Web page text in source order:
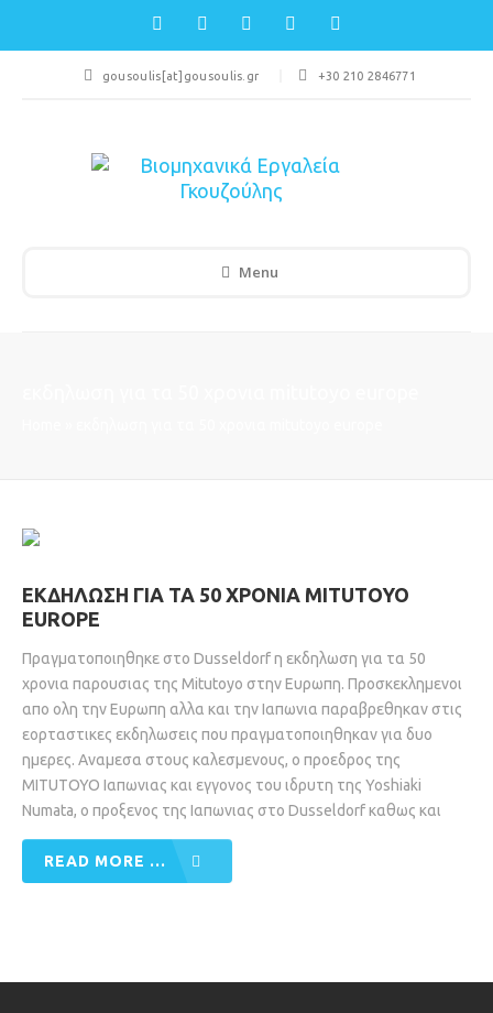
gousoulis[at]gousoulis.gr +30 210 2846771
Menu
ΕΚΔΗΛΩΣΗ ΓΙΑ ΤΑ 50 ΧΡΟΝΙΑ MITUTOYO
EUROPE
Πραγματοποιηθηκε στο Dusseldorf η εκδηλωση για τα 50
χρονια παρουσιας της Mitutoyo στην Ευρωπη. Προσκεκλημενοι
απο ολη την Ευρωπη αλλα και την Ιαπωνια παραβρεθηκαν στις
εορταστικες εκδηλωσεις που πραγματοποιηθηκαν για δυο
ημερες. Αναμεσα στους καλεσμενους, ο προεδρος της
MITUTOYO Ιαπωνιας και εγγονος του ιδρυτη της Yoshiaki
Numata, o προξενος της Ιαπωνιας στο Dusseldorf καθως και
READ MORE ...